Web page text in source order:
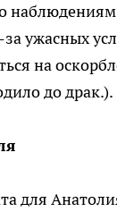
ужасных
на
до драк.).
для